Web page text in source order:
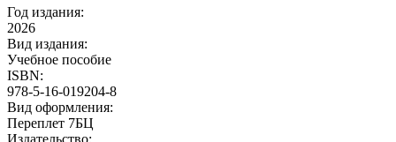
Год издания:
2026
Вид издания:
Учебное пособие
ISBN:
978-5-16-019204-8
Вид оформления:
Переплет 7БЦ
Издательство: